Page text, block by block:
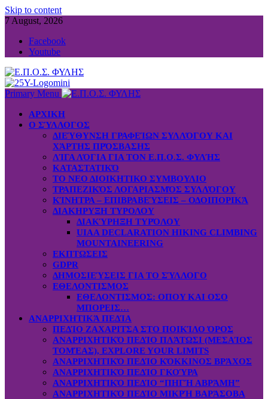
Skip to content
7 August, 2026
Facebook
Youtube
Primary Menu
ΑΡΧΙΚΗ
Ο ΣΎΛΛΟΓΟΣ
ΔΙΕΎΘΥΝΣΗ ΓΡΑΦΕΊΩΝ ΣΥΛΛΌΓΟΥ ΚΑΙ
ΧΆΡΤΗΣ ΠΡΌΣΒΑΣΗΣ
ΛΊΓΑ ΛΌΓΙΑ ΓΙΑ ΤΟΝ Ε.Π.Ο.Σ. ΦΥΛΉΣ
ΚΑΤΑΣΤΑΤΙΚΌ
ΤΟ ΝΕΟ ΔΙΟΙΚΗΤΙΚΟ ΣΥΜΒΟΥΛΙΟ
ΤΡΑΠΕΖΙΚΌΣ ΛΟΓΑΡΙΑΣΜΌΣ ΣΥΛΛΌΓΟΥ
ΚΊΝΗΤΡΑ – ΕΠΙΒΡΑΒΕΎΣΕΙΣ – ΟΔΟΙΠΟΡΙΚΆ
ΔΙΑΚΗΡΥΞΗ ΤΥΡΟΛΟΥ
ΔΙΑΚΎΡΗΞΗ ΤΥΡΌΛΟΥ
UIAA DECLARATION HIKING CLIMBING
MOUNTAINEERING
ΕΚΠΤΩΣΕΙΣ
GDPR
ΔΗΜΟΣΙΕΎΣΕΙΣ ΓΙΑ ΤΟ ΣΎΛΛΟΓΟ
ΕΘΕΛΟΝΤΙΣΜΟΣ
ΕΘΕΛΟΝΤΙΣΜΟΣ: OΠOY KAI ΟΣΟ
ΜΠΟΡΕΙΣ…
ΑΝΑΡΡΙΧΗΤΙΚΆ ΠΕΔΊΑ
ΠΕΔΊΟ ΖΑΧΑΡΙΤΣΑ ΣΤΟ ΠΟΙΚΊΛΟ ΌΡΟΣ
ΑΝΑΡΡΙΧΗΤΙΚΌ ΠΕΔΊΟ ΠΛΆΤΩΣΙ (ΜΕΣΑΊΟΣ
ΤΟΜΈΑΣ), EXPLORE YOUR LIMITS
ΑΝΑΡΡΙΧΗΤΙΚΌ ΠΕΔΊΟ ΚΌΚΚΙΝΟΣ ΒΡΆΧΟΣ
ΑΝΑΡΡΙΧΗΤΙΚΌ ΠΕΔΊΟ ΓΚΟΎΡΑ
ΑΝΑΡΡΙΧΗΤΙΚΌ ΠΕΔΊΟ “ΠΗΓΉ ΑΒΡΆΜΗ”
ΑΝΑΡΡΙΧΗΤΙΚΌ ΠΕΔΊΟ ΜΙΚΡΉ ΒΑΡΆΣΟΒΑ